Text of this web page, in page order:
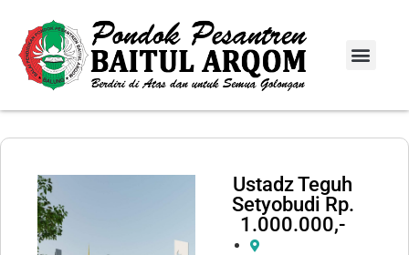
Ustadz Teguh
Setyobudi Rp.
1.000.000,-